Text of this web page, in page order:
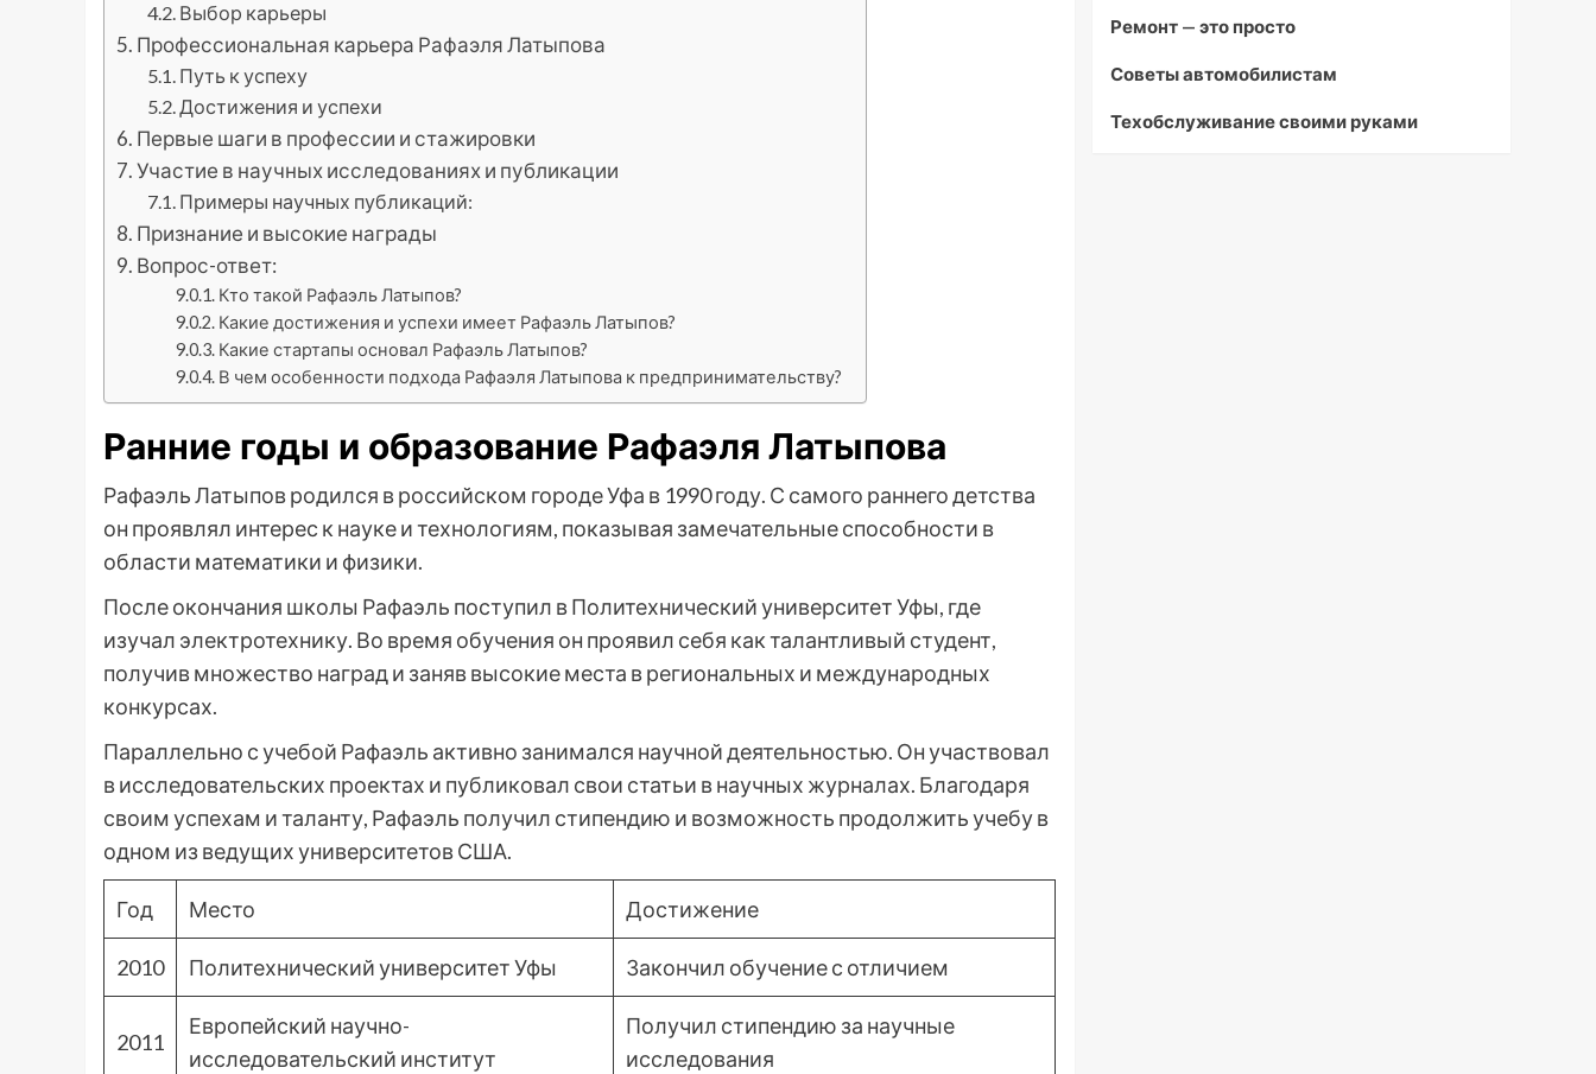
Выбор карьеры
Профессиональная карьера Рафаэля Латыпова
Путь к успеху
Достижения и успехи
Первые шаги в профессии и стажировки
Участие в научных исследованиях и публикации
Примеры научных публикаций:
Признание и высокие награды
Вопрос-ответ:
Кто такой Рафаэль Латыпов?
Какие достижения и успехи имеет Рафаэль Латыпов?
Какие стартапы основал Рафаэль Латыпов?
В чем особенности подхода Рафаэля Латыпова к предпринимательству?
Ранние годы и образование Рафаэля Латыпова
Рафаэль Латыпов родился в российском городе Уфа в 1990 году. С самого раннего детства
он проявлял интерес к науке и технологиям, показывая замечательные способности в
области математики и физики.
После окончания школы Рафаэль поступил в Политехнический университет Уфы, где
изучал электротехнику. Во время обучения он проявил себя как талантливый студент,
получив множество наград и заняв высокие места в региональных и международных
конкурсах.
Параллельно с учебой Рафаэль активно занимался научной деятельностью. Он участвовал
в исследовательских проектах и публиковал свои статьи в научных журналах. Благодаря
своим успехам и таланту, Рафаэль получил стипендию и возможность продолжить учебу в
одном из ведущих университетов США.
Год Место Достижение
2010 Политехнический университет Уфы Закончил обучение с отличием
2011
Европейский научно-
исследовательский институт
Получил стипендию за научные
исследования
Ремонт — это просто
Советы автомобилистам
Техобслуживание своими руками